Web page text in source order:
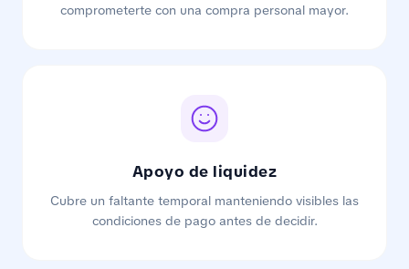
comprometerte con una compra personal mayor.
Apoyo de liquidez
Cubre un faltante temporal manteniendo visibles las
condiciones de pago antes de decidir.